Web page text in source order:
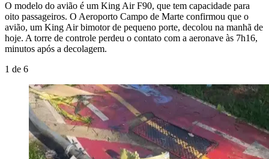
O modelo do avião é um King Air F90, que tem capacidade para
oito passageiros. O Aeroporto Campo de Marte confirmou que o
avião, um King Air bimotor de pequeno porte, decolou na manhã de
hoje. A torre de controle perdeu o contato com a aeronave às 7h16,
minutos após a decolagem.
1 de 6